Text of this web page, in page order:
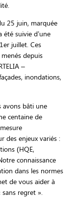
25 juin, marquée
été suivie d’une
juillet. Ces
depuis
–
inondations,
avons bâti une
centaine de
des enjeux variés :
(HQE,
connaissance
dans les normes
de vous aider à
regret ».